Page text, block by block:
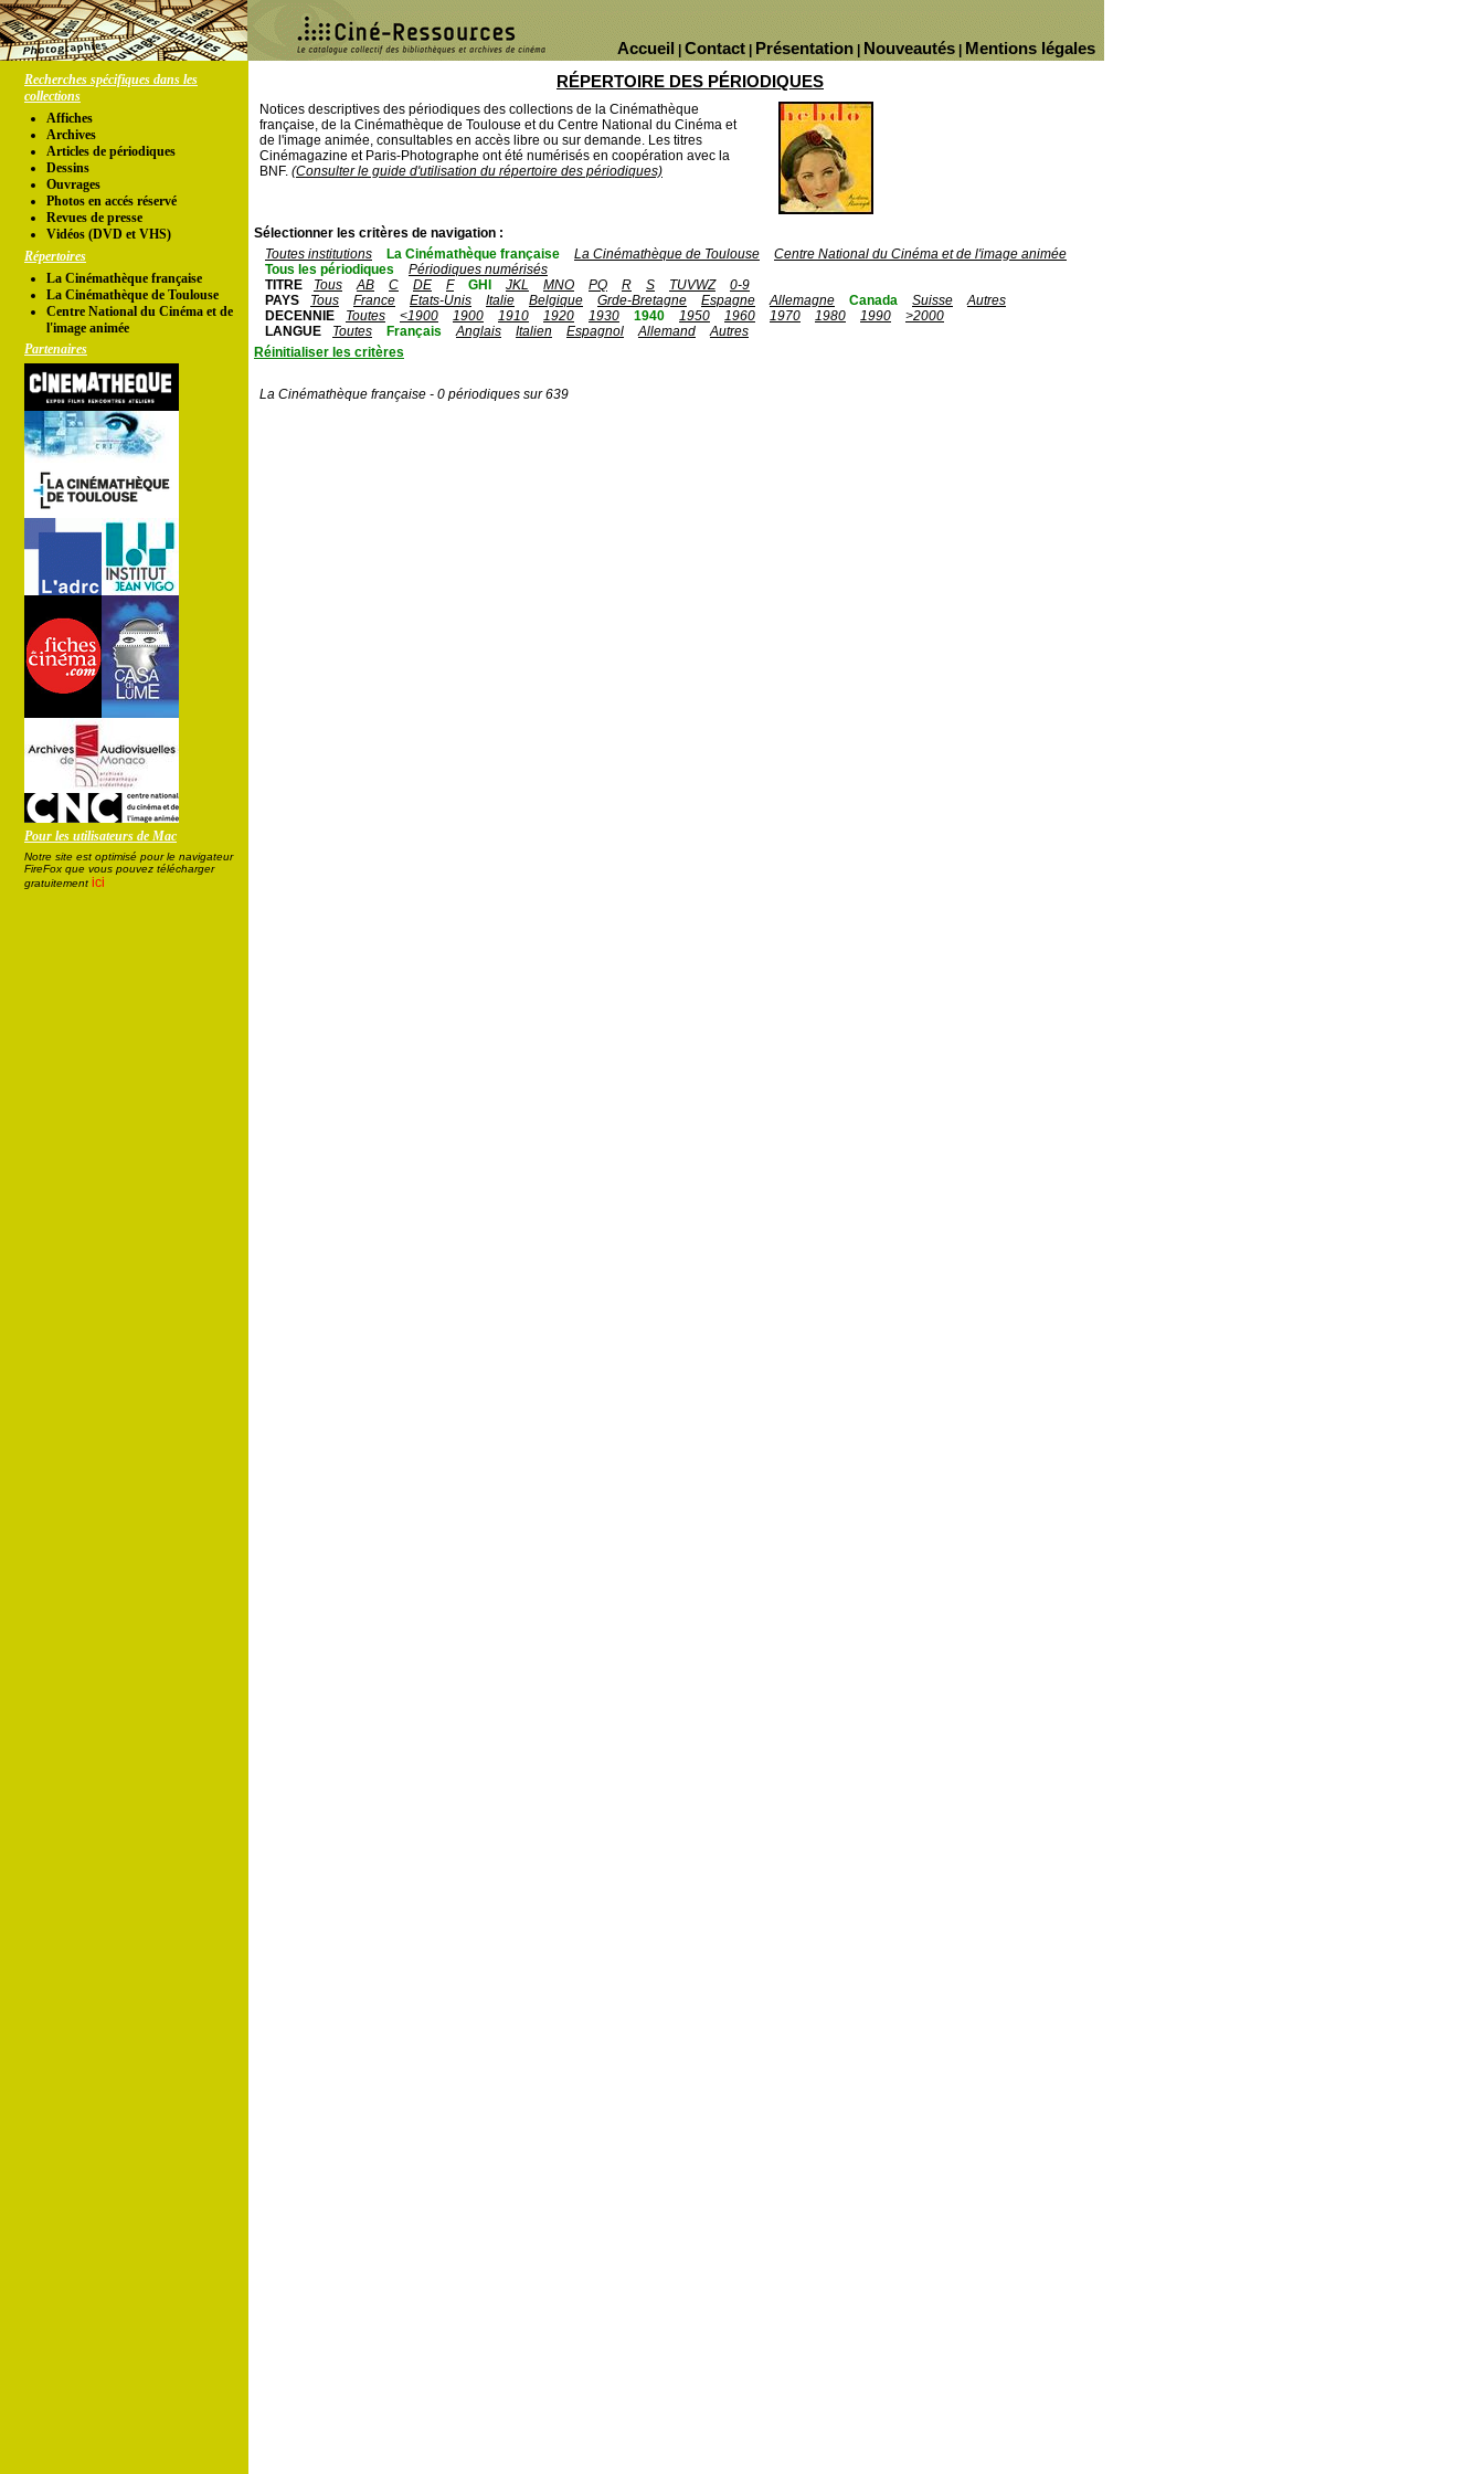
Mentions légales
Nouveautés
Présentation
Contact
Accueil
Recherches spécifiques dans les
collections
Affiches
Archives
Articles de périodiques
Dessins
Ouvrages
Photos en accés réservé
Revues de presse
Vidéos (DVD et VHS)
Répertoires
La Cinémathèque française
La Cinémathèque de Toulouse
Centre National du Cinéma et de
l'image animée
Partenaires
Pour les utilisateurs de Mac
Notre site est optimisé pour le navigateur
FireFox que vous pouvez télécharger
gratuitement ici
RÉPERTOIRE DES PÉRIODIQUES
Notices descriptives des périodiques des collections de la Cinémathèque
française, de la Cinémathèque de Toulouse et du Centre National du Cinéma et
de l'image animée, consultables en accès libre ou sur demande. Les titres
Cinémagazine et Paris-Photographe ont été numérisés en coopération avec la
BNF. (Consulter le guide d'utilisation du répertoire des périodiques)
Sélectionner les critères de navigation :
Toutes institutions
La Cinémathèque française La Cinémathèque de Toulouse
Centre National du Cinéma et de l'image animée
Tous les périodiques
Périodiques numérisés
TITRE
Tous AB C DE F GHI JKL MNO PQ R S TUVWZ
0-9
PAYS
Tous France Etats-Unis Italie Belgique Grde-Bretagne Espagne Allemagne Canada Suisse
Autres
DECENNIE
Toutes <1900 1900 1910 1920 1930 1940 1950 1960 1970 1980 1990
>2000
LANGUE
Toutes Français Anglais Italien Espagnol Allemand
Autres
Réinitialiser les critères
La Cinémathèque française - 0 périodiques sur 639